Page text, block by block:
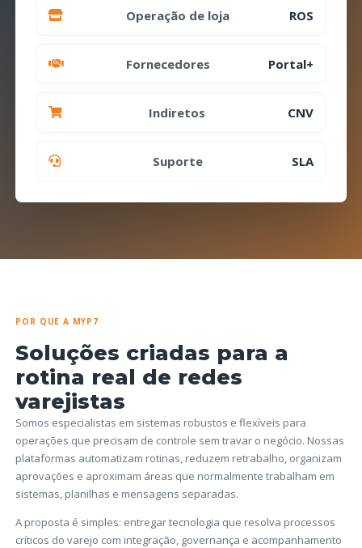
Operação de loja ROS
Fornecedores Portal+
Indiretos CNV
Suporte SLA
POR QUE A MYP7
Soluções criadas para a
rotina real de redes
varejistas
Somos especialistas em sistemas robustos e flexíveis para
operações que precisam de controle sem travar o negócio. Nossas
plataformas automatizam rotinas, reduzem retrabalho, organizam
aprovações e aproximam áreas que normalmente trabalham em
sistemas, planilhas e mensagens separadas.
A proposta é simples: entregar tecnologia que resolva processos
críticos do varejo com integração, governança e acompanhamento